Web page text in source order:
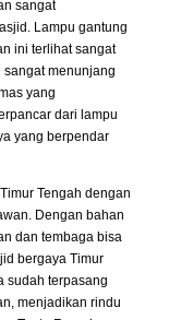
sangat
Lampu gantung
ini terlihat sangat
menunjang
yang
dari lampu
yang berpendar
Tengah dengan
Dengan bahan
dan tembaga bisa
bergaya Timur
sudah terpasang
menjadikan rindu